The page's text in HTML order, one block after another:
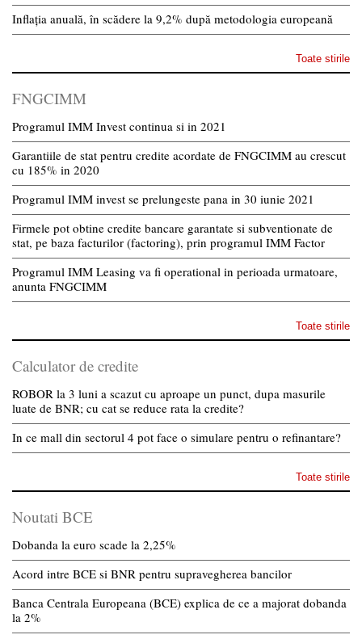
Inflația anuală, în scădere la 9,2% după metodologia europeană
Toate stirile
FNGCIMM
Programul IMM Invest continua si in 2021
Garantiile de stat pentru credite acordate de FNGCIMM au crescut
cu 185% in 2020
Programul IMM invest se prelungeste pana in 30 iunie 2021
Firmele pot obtine credite bancare garantate si subventionate de
stat, pe baza facturilor (factoring), prin programul IMM Factor
Programul IMM Leasing va fi operational in perioada urmatoare,
anunta FNGCIMM
Toate stirile
Calculator de credite
ROBOR la 3 luni a scazut cu aproape un punct, dupa masurile
luate de BNR; cu cat se reduce rata la credite?
In ce mall din sectorul 4 pot face o simulare pentru o refinantare?
Toate stirile
Noutati BCE
Dobanda la euro scade la 2,25%
Acord intre BCE si BNR pentru supravegherea bancilor
Banca Centrala Europeana (BCE) explica de ce a majorat dobanda
la 2%